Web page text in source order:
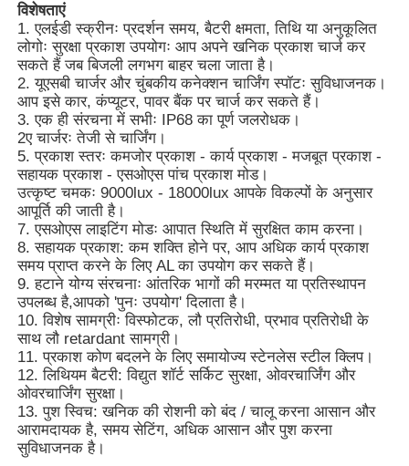
होम
उत्पाद
वीआर दिखाएँ
हमारे बारे में
विशेषताएं
1. एलईडी स्क्रीनः प्रदर्शन समय, बैटरी क्षमता, तिथि या अनुकूलित
लोगोः सुरक्षा प्रकाश उपयोगः आप अपने खनिक प्रकाश चार्ज कर
सकते हैं जब बिजली लगभग बाहर चला जाता है।
2. यूएसबी चार्जर और चुंबकीय कनेक्शन चार्जिंग स्पॉटः सुविधाजनक।
आप इसे कार, कंप्यूटर, पावर बैंक पर चार्ज कर सकते हैं।
3. एक ही संरचना में सभीः IP68 का पूर्ण जलरोधक।
2ए चार्जरः तेजी से चार्जिंग।
5. प्रकाश स्तरः कमजोर प्रकाश - कार्य प्रकाश - मजबूत प्रकाश -
सहायक प्रकाश - एसओएस पांच प्रकाश मोड।
उत्कृष्ट चमकः 9000lux - 18000lux आपके विकल्पों के अनुसार
आपूर्ति की जाती है।
7. एसओएस लाइटिंग मोडः आपात स्थिति में सुरक्षित काम करना।
8. सहायक प्रकाश: कम शक्ति होने पर, आप अधिक कार्य प्रकाश
समय प्राप्त करने के लिए AL का उपयोग कर सकते हैं।
9. हटाने योग्य संरचनाः आंतरिक भागों की मरम्मत या प्रतिस्थापन
उपलब्ध है,आपको 'पुनः उपयोग' दिलाता है।
10. विशेष सामग्रीः विस्फोटक, लौ प्रतिरोधी, प्रभाव प्रतिरोधी के
साथ लौ retardant सामग्री।
11. प्रकाश कोण बदलने के लिए समायोज्य स्टेनलेस स्टील क्लिप।
12. लिथियम बैटरी: विद्युत शॉर्ट सर्किट सुरक्षा, ओवरचार्जिंग और
ओवरचार्जिंग सुरक्षा।
13. पुश स्विच: खनिक की रोशनी को बंद / चालू करना आसान और
आरामदायक है, समय सेटिंग, अधिक आसान और पुश करना
सुविधाजनक है।